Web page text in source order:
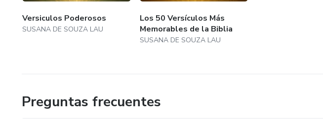
Versiculos Poderosos
SUSANA DE SOUZA LAU
Los 50 Versículos Más
Memorables de la Biblia
SUSANA DE SOUZA LAU
Preguntas frecuentes